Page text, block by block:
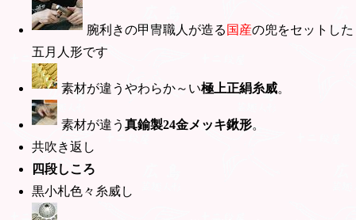
腕利きの甲冑職人が造る 国産の兜をセットした
五月人形です
素材が違うやわらか～い極上正絹糸威。
素材が違う 真鍮製24金メッキ鍬形。
共吹き返し
四段しころ
黒小札色々糸威し